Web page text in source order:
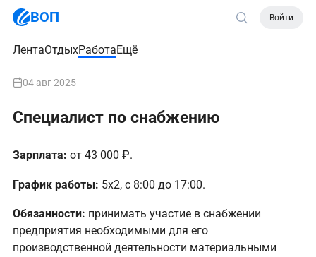
ВОП Войти
ЛентаОтдыхРаботаЕщё
04 авг 2025
Специалист по снабжению
Зарплата: от 43 000 ₽.
График работы: 5х2, с 8:00 до 17:00.
Обязанности: принимать участие в снабжении
предприятия необходимыми для его
производственной деятельности материальными